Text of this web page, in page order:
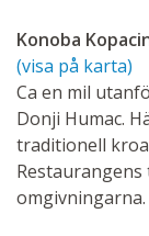
Konoba
(visa på karta)
Ca en mil
Donji Humac.
traditionell
omgivningarna.